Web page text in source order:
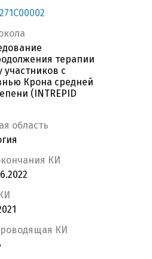
терапии
участников с
Крона средней
(INTREPID
область
КИ
КИ